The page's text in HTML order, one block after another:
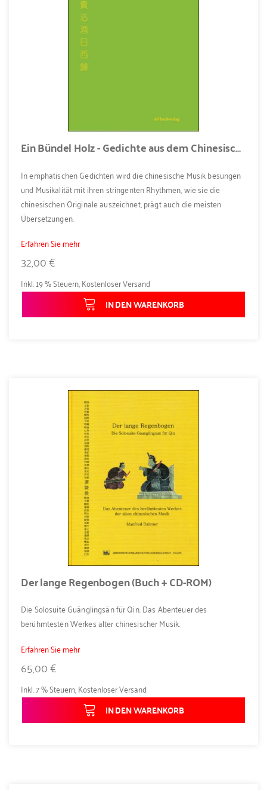
Ein Bündel Holz - Gedichte aus dem Chinesischen
In emphatischen Gedichten wird die chinesische Musik besungen
und Musikalität mit ihren stringenten Rhythmen, wie sie die
chinesischen Originale auszeichnet, prägt auch die meisten
Übersetzungen.
Erfahren Sie mehr
32,00 €
Inkl. 19 % Steuern,Kostenloser Versand
IN DEN WARENKORB
Der lange Regenbogen (Buch + CD-ROM)
Die Solosuite Guänglingsän für Qin. Das Abenteuer des
berühmtesten Werkes alter chinesischer Musik.
Erfahren Sie mehr
65,00 €
Inkl. 7 % Steuern,Kostenloser Versand
IN DEN WARENKORB